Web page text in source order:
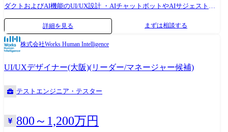
ダクトおよびAI機能のUI/UX設計 ・AIチャットボットやAIサジェスト機
能を組み込んだ、次世代HRテックのUXリサーチおよび画面設計 ・新規
機能のオブジェクト指向UIに基づく画面モデリング、および既存の機能
過多な業務画面のSaaS型リファクタリング ・労務・給与計算担当者への
デプスヒアリング、および社内営業・コンサルタント経由でのUXリサー
チの主導 ・ワイヤーフレーム、およびインタラクションプロトタイプの
作成・検証 ● デザインシステム・文化の組織実装 ・プロダクト横断の
UI/UXデザインガイドラインの確立・運用 ・大規模のプロダクトエンジ
ニアに対するUI/UXデザインレビュー、および実装支援 ・既存製品へウ
(データによる体験の可視化)の指標づくりと実行 ・グループ内の若手デ
ザイナーに対するメンタリング・育成支援 ●配属組織 ※2026年6月時点
詳細を見る まずは相談する
株式会社Works Human Intelligence
UI/UXデザイナー(大阪)(リーダー/マネージャー候補)
テストエンジニア・テスター
800～1,200万円